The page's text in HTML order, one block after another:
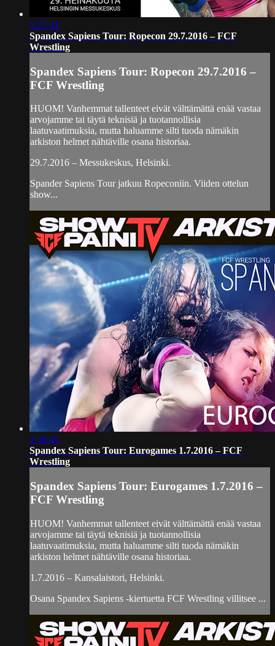
1:27:43
Spandex Sapiens Tour: Ropecon 29.7.2016 – FCF
Wrestling
Spandex Sapiens Tour: Ropecon 29.7.2016 –
FCF Wrestling
HUOM! Vanhemmat tallenteet eivät välttämättä enää vastaa
arvojamme tai täytä teknisiä ja tuotannollisia
laatuvaatimuksia, mutta haluamme silti tuoda nämäkin
arkiston helmet nähtäville osana historiaa.
29.7.2016 – Messukeskus, Helsinki.
Spander Sapiens Tour jatkuu Ropeconiin. Viiden ottelun
show...
2:38:45
Spandex Sapiens Tour: Eurogames 1.7.2016 – FCF
Wrestling
Spandex Sapiens Tour: Eurogames 1.7.2016 –
FCF Wrestling
HUOM! Vanhemmat tallenteet eivät välttämättä enää vastaa
arvojamme tai täytä teknisiä ja tuotannollisia
laatuvaatimuksia, mutta haluamme silti tuoda nämäkin
arkiston helmet nähtäville osana historiaa.
1.7.2016 – Kansalaistori, Helsinki.
Osana Spandex Sapiens -kiertuetta FCF Wrestling villitsee ...